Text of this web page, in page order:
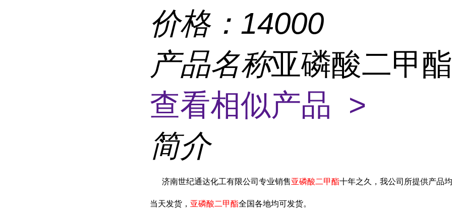
价格： 14000
产品名称亚磷酸二甲
查看相似产品 >
简介
济南世纪通达化工有限公司专业销售亚磷酸二甲酯十年之久，我公司所提供产品
当天发货， 亚磷酸二甲酯全国各地均可发货。